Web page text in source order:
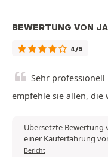
BEWERTUNG VON
4/5
Sehr
empfehle sie allen, die
Übersetzte Bewertung
einer Kauferfahrung
Bericht